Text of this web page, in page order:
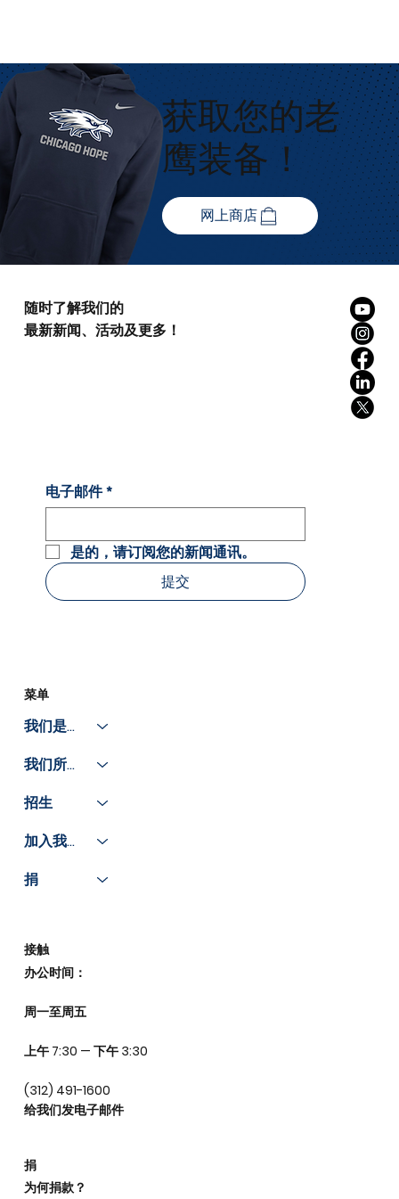
获取您的老
鹰装备！
网上商店
随时了解我们的
最新新闻、活动及更多！
电子邮件 *
是的，请订阅您的新闻通讯。
提交
菜单
我们是谁
我们所做的
招生
加入我们
捐
接触
办公时间：
周一至周五
上午 7:30 — 下午 3:30
(312) 491-1600
给我们发电子邮件
捐
为何捐款？